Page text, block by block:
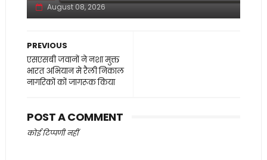
August 08, 2026
PREVIOUS
एसएसबी जवानों ने नशा मुक्त
भारत अभियान मे रैली निकाल
नागरिकों कों जागरूक किया
POST A COMMENT
कोई टिप्पणी नहीं